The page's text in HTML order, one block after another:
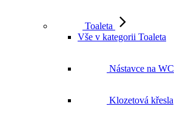
Toaleta
Vše v kategorii Toaleta
Nástavce na WC
Klozetová křesla